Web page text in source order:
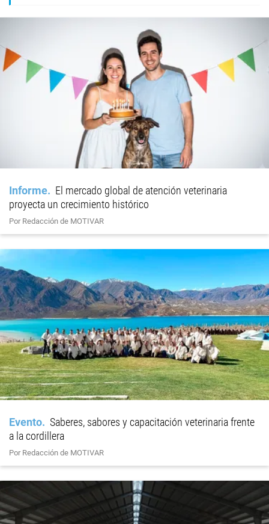
Informe
El mercado global de atención veterinaria
proyecta un crecimiento histórico
Por Redacción de MOTIVAR
Evento
Saberes, sabores y capacitación veterinaria frente
a la cordillera
Por Redacción de MOTIVAR